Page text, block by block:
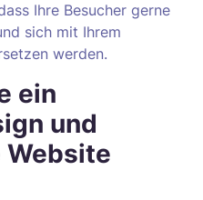
Ihre Besucher gerne
sich mit Ihrem
werden.
ein
und
Website